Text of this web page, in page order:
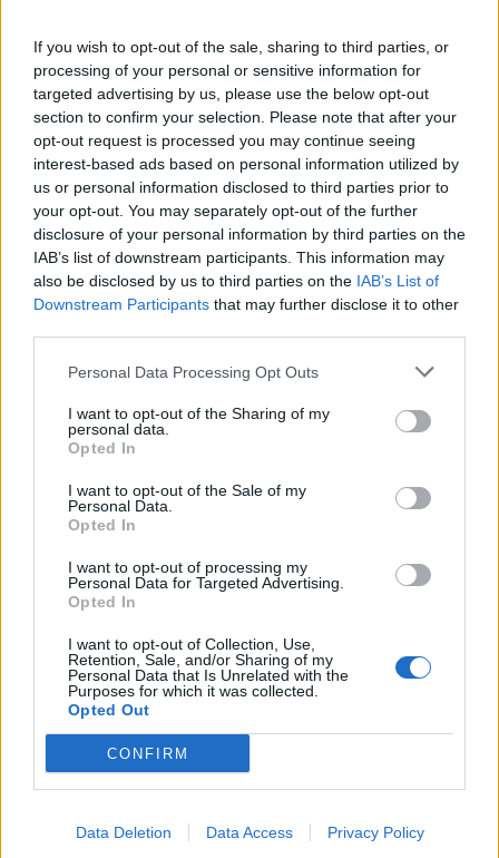
If you wish to opt-out of the sale, sharing to third parties, or
processing of your personal or sensitive information for
targeted advertising by us, please use the below opt-out
section to confirm your selection. Please note that after your
opt-out request is processed you may continue seeing
interest-based ads based on personal information utilized by
us or personal information disclosed to third parties prior to
your opt-out. You may separately opt-out of the further
disclosure of your personal information by third parties on the
IAB’s list of downstream participants. This information may
also be disclosed by us to third parties on the IAB’s List of
Downstream Participants that may further disclose it to other
Personal Data Processing Opt Outs
I want to opt-out of the Sharing of my
personal data.
Opted In
I want to opt-out of the Sale of my
Personal Data.
Opted In
I want to opt-out of processing my
Personal Data for Targeted Advertising.
Opted In
I want to opt-out of Collection, Use,
Retention, Sale, and/or Sharing of my
Personal Data that Is Unrelated with the
Purposes for which it was collected.
Opted Out
CONFIRM
Data Deletion Data Access Privacy Policy
Senatorë amerikanë kërkojnë
rikthimin e sanksioneve ndaj
zyrtarëve të Republikës
Sërpska
Shkup: Policia ndalon 34-
vjeçarin që shkaktoi aksident
dhe i sekuestron automjetin
Maresca piketon Enzo
Fernandezin si pasues të Rodrit
te Manchester City
SafeJournalists kundërshton
kufizimet ndaj gazetarëve dhe
informimit publik